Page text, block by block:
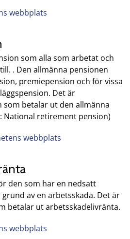
webbplats
som alla som arbetat och
. Den allmänna pensionen
premiepension och för vissa
Det är
som betalar ut den allmänna
National retirement pension)
webbplats
den som har en nedsatt
av en arbetsskada. Det är
betalar ut arbetsskadelivränta.
webbplats